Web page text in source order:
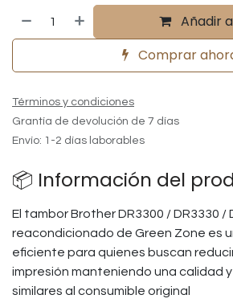
Añadir
Comprar
Términos y condiciones
Grantía de devolución de 7 días
Envío: 1-2 días laborables
📦 Información del
El tambor Brother DR3300 / DR3330 /
reacondicionado de Green Zone es
eficiente para quienes buscan
impresión manteniendo una calidad
similares al consumible original